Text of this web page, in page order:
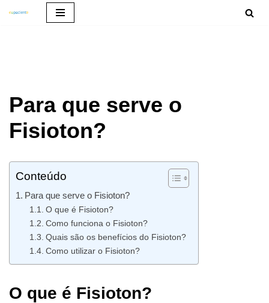
Para que serve o
Fisioton?
Conteúdo
Para que serve o Fisioton?
O que é Fisioton?
Como funciona o Fisioton?
Quais são os benefícios do Fisioton?
Como utilizar o Fisioton?
O que é Fisioton?